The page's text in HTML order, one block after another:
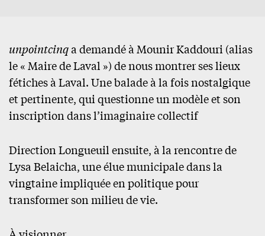
unpointcinqa demandé à Mounir Kaddouri (alias
le « Maire de Laval ») de nous montrer ses lieux
fétiches à Laval. Une balade à la fois nostalgique
et pertinente, qui questionne un modèle et son
inscription dans l’imaginaire collectif
Direction Longueuil ensuite, à la rencontre de
Lysa Belaicha, une élue municipale dans la
vingtaine impliquée en politique pour
transformer son milieu de vie.